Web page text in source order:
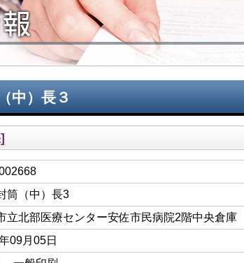
中）長３
筒（中）長3
立北部医療センター安佐市民病院2階中央倉庫
09月05日